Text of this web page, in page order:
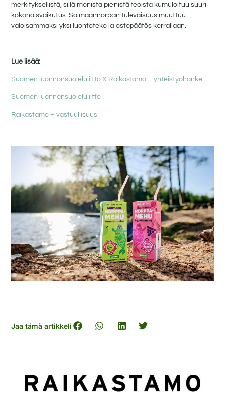
merkityksellistä, sillä monista pienistä teoista kumuloituu suuri
kokonaisvaikutus. Saimaannorpan tulevaisuus muuttuu
valoisammaksi yksi luontoteko ja ostopäätös kerrallaan.
Lue lisää:
Suomen luonnonsuojeluliitto X Raikastamo – yhteistyöhanke
Suomen luonnonsuojeluliitto
Raikastamo – vastuullisuus
Jaa tämä artikkeli